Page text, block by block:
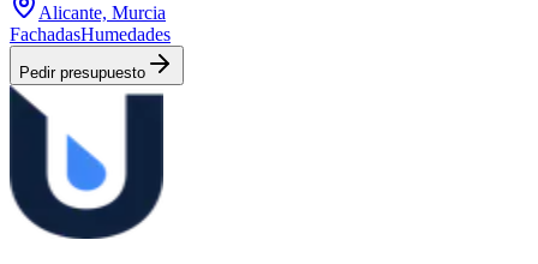
Alicante, Murcia
FachadasHumedades
Pedir presupuesto